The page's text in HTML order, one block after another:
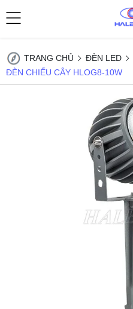
TRANG CHỦ ĐÈN LED
ĐÈN CHIẾU CÂY HLOG8-10W